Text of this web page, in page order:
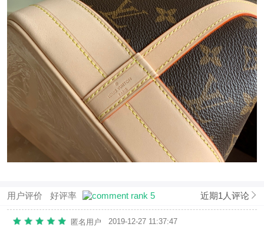
用户评价 好评率 近期1人评论
匿名用户 2019-12-27 11:37:47